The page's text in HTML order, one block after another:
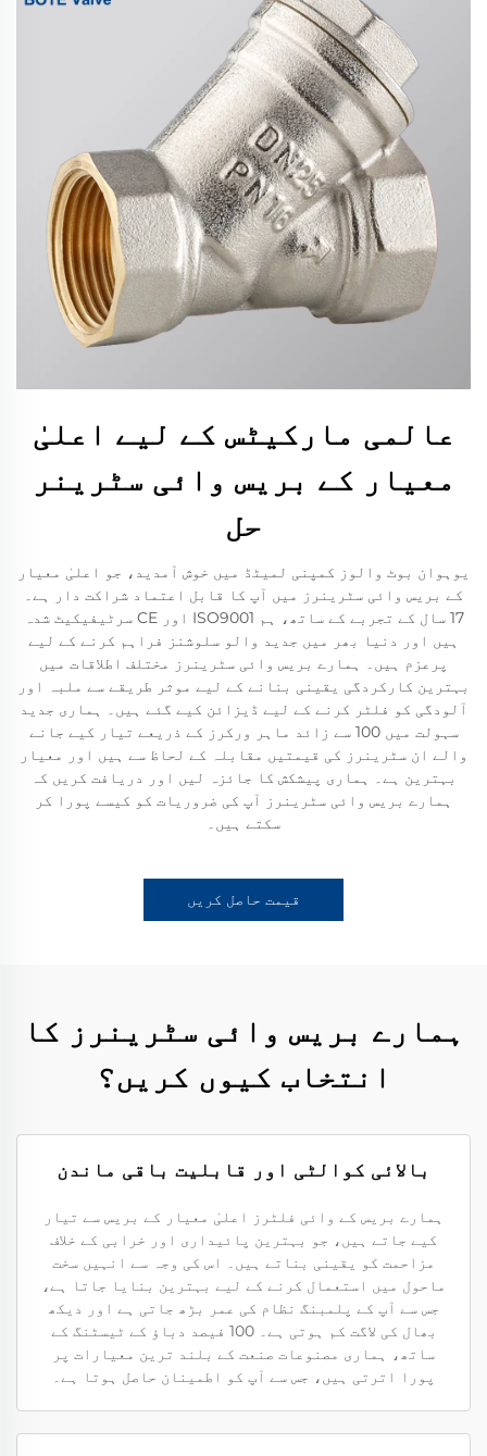
عالمی مارکیٹس کے لیے اعلیٰ
معیار کے بریس وائی سٹرینر
حل
یوہوان بوٹ والوز کمپنی لمیٹڈ میں خوش آمدید، جو اعلیٰ معیار
کے بریس وائی سٹرینرز میں آپ کا قابل اعتماد شراکت دار ہے۔
17 سال کے تجربے کے ساتھ، ہم ISO9001 اور CE سرٹیفیکیٹ شدہ
ہیں اور دنیا بھر میں جدید والو سلوشنز فراہم کرنے کے لیے
پرعزم ہیں۔ ہمارے بریس وائی سٹرینرز مختلف اطلاقات میں
بہترین کارکردگی یقینی بنانے کے لیے موثر طریقے سے ملبہ اور
آلودگی کو فلٹر کرنے کے لیے ڈیزائن کیے گئے ہیں۔ ہماری جدید
سہولت میں 100 سے زائد ماہر ورکرز کے ذریعے تیار کیے جانے
والے ان سٹرینرز کی قیمتیں مقابلہ کے لحاظ سے ہیں اور معیار
بہترین ہے۔ ہماری پیشکش کا جائزہ لیں اور دریافت کریں کہ
ہمارے بریس وائی سٹرینرز آپ کی ضروریات کو کیسے پورا کر
سکتے ہیں۔
قیمت حاصل کریں
ہمارے بریس وائی سٹرینرز کا
انتخاب کیوں کریں؟
بالائی کوالٹی اور قابلیت باقی ماندن
ہمارے بریس کے وائی فلٹرز اعلیٰ معیار کے بریس سے تیار
کیے جاتے ہیں، جو بہترین پائیداری اور خرابی کے خلاف
مزاحمت کو یقینی بناتے ہیں۔ اس کی وجہ سے انہیں سخت
ماحول میں استعمال کرنے کے لیے بہترین بنایا جاتا ہے،
جس سے آپ کے پلمبنگ نظام کی عمر بڑھ جاتی ہے اور دیکھ
بھال کی لاگت کم ہوتی ہے۔ 100 فیصد دباؤ کے ٹیسٹنگ کے
ساتھ، ہماری مصنوعات صنعت کے بلند ترین معیارات پر
پورا اترتی ہیں، جس سے آپ کو اطمینان حاصل ہوتا ہے۔